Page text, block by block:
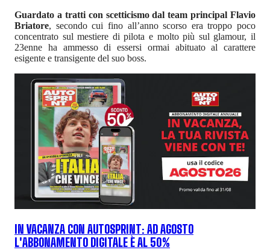
Guardato a tratti con scetticismo dal team principal Flavio
Briatore, secondo cui fino all’anno scorso era troppo poco
concentrato sul mestiere di pilota e molto più sul glamour, il
23enne ha ammesso di essersi ormai abituato al carattere
esigente e transigente del suo boss.
IN VACANZA CON AUTOSPRINT: AD AGOSTO
L'ABBONAMENTO DIGITALE È AL 50%